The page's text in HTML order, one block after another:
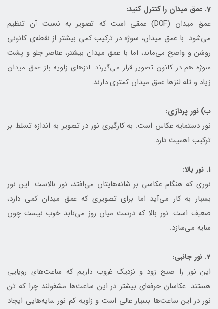
7. عمق میدان را کنترل کنید:
عمق میدان (DOF) عمقی است که تصویر به نسبت آن تنظیم
می‌شود. با عمق میدان، سوژه در ترکیب کمی بیشتر از نقطه‌ی کانونی
روشن و واضح می‌ماند، اما با عمق میدان بیشتر، عناصر جلو و پشت
سوژه هم در کانون تصویر قرار می‌گیرند. لنزهای زاویه باز عمق میدان
زیاد و تله لنزها عمق میدان کمتری دارند.
ب) نور پردازی:
نور دستمایه عکاس است. به کارگیری نور در تصویر به اندازه تسلط بر
ترکیب اهمیت دارد.
1. نور بالا:
نوری که هنگام عکاسی بر شانه‌هایتان می‌افتد، نور بالاست. این نور
بسیار به کار می‌آید اما برای تصویری که عمق میدان کمی دارد،
ضعیف است. نور بالا که درست میان روز می‌تابد خوب نیست چون
سایه می‌سازد.
2. نور جانبی:
این نور را صبح زود و نزدیک غروب داریم که ساعت‌های رویایی
هستند. عکاسان حرفه‌ای بیشتر در این ساعت‌ها مشغولند چرا که تن
نور در این ساعت‌ها بسیار عالی است و زاویه کم نور سایه‌هایی ایجاد